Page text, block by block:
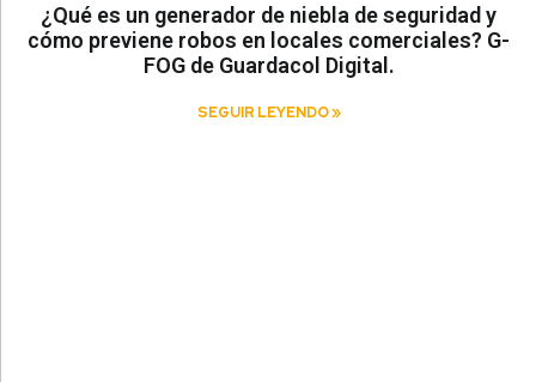
¿Qué es un generador de niebla de seguridad y
cómo previene robos en locales comerciales? G-
FOG de Guardacol Digital.
SEGUIR LEYENDO »